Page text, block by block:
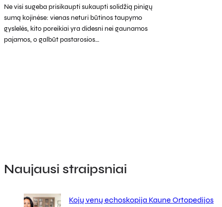
Ne visi sugeba prisikaupti sukaupti solidžią pinigų
sumą kojinėse: vienas neturi būtinos taupymo
gyslelės, kito poreikiai yra didesni nei gaunamos
pajamos, o galbūt pastarosios…
Naujausi straipsniai
Kojų venų echoskopija Kaune Ortopedijos